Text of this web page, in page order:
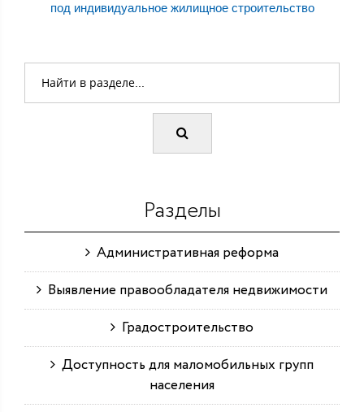
под индивидуальное жилищное строительство
Разделы
Административная реформа
Выявление правообладателя недвижимости
Градостроительство
Доступность для маломобильных групп
населения